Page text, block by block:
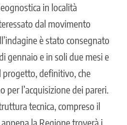
in località
dal movimento
è stato consegnato
gennaio e in soli due mesi e
progetto, definitivo, che
per l’acquisizione dei pareri.
tecnica, compreso il
la Regione troverà i